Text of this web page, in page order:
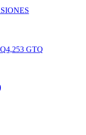
GTQ